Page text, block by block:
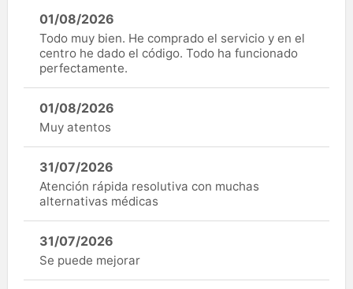
01/08/2026
Todo muy bien. He comprado el servicio y en el
centro he dado el código. Todo ha funcionado
perfectamente.
01/08/2026
Muy atentos
31/07/2026
Atención rápida resolutiva con muchas
alternativas médicas
31/07/2026
Se puede mejorar